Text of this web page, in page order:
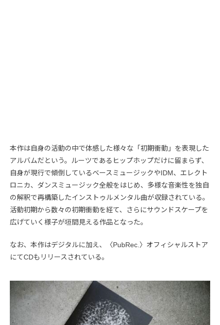
本作は自身の活動の中で体感した様々な「初期衝動」を表現した
アルバムだという。ルーツであるヒップホップだけに留まらず、
自身が現行で傾倒しているベースミュージックやIDM、エレクト
ロニカ、ダンスミュージック全般をはじめ、多様な音楽性を独自
の解釈で再構築したインストゥルメンタル曲が収録されている。
活動初期から数々の初期衝動を経て、さらにサウンドスケープを
広げていく様子が垣間見える作品となった。
なお、本作はデジタルに加え、〈PubRec.〉オフィシャルストア
にてCDもリリースされている。